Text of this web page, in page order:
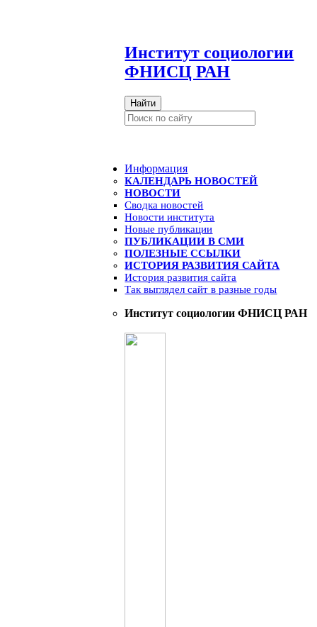
Институт социологии
ФНИСЦ РАН
Найти
Информация
КАЛЕНДАРЬ НОВОСТЕЙ
НОВОСТИ
Сводка новостей
Новости института
Новые публикации
ПУБЛИКАЦИИ В СМИ
ПОЛЕЗНЫЕ ССЫЛКИ
ИСТОРИЯ РАЗВИТИЯ САЙТА
История развития сайта
Так выглядел сайт в разные годы
Институт социологии ФНИСЦ РАН